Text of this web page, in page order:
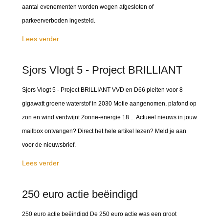
aantal evenementen worden wegen afgesloten of
parkeerverboden ingesteld.
Lees verder
Sjors Vlogt 5 - Project BRILLIANT
Sjors Vlogt 5 - Project BRILLIANT VVD en D66 pleiten voor 8
gigawatt groene waterstof in 2030 Motie aangenomen, plafond op
zon en wind verdwijnt Zonne-energie 18 ... Actueel nieuws in jouw
mailbox ontvangen? Direct het hele artikel lezen? Meld je aan
voor de nieuwsbrief.
Lees verder
250 euro actie beëindigd
250 euro actie beëindigd De 250 euro actie was een groot